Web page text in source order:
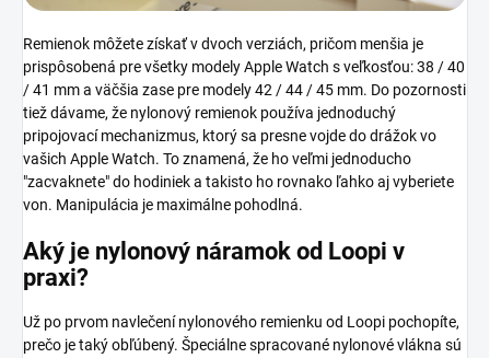
Remienok môžete získať v dvoch verziách, pričom menšia je
prispôsobená pre všetky modely Apple Watch s veľkosťou: 38 / 40
/ 41 mm a väčšia zase pre modely 42 / 44 / 45 mm. Do pozornosti
tiež dávame, že nylonový remienok používa jednoduchý
pripojovací mechanizmus, ktorý sa presne vojde do drážok vo
vašich Apple Watch. To znamená, že ho veľmi jednoducho
"zacvaknete" do hodiniek a takisto ho rovnako ľahko aj vyberiete
von. Manipulácia je maximálne pohodlná.
Aký je nylonový náramok od Loopi v
praxi?
Už po prvom navlečení nylonového remienku od Loopi pochopíte,
prečo je taký obľúbený. Špeciálne spracované nylonové vlákna sú